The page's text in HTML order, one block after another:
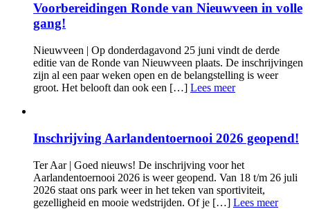
Voorbereidingen Ronde van Nieuwveen in volle
gang!
Nieuwveen | Op donderdagavond 25 juni vindt de derde
editie van de Ronde van Nieuwveen plaats. De inschrijvingen
zijn al een paar weken open en de belangstelling is weer
groot. Het belooft dan ook een […] Lees meer
Inschrijving Aarlandentoernooi 2026 geopend!
Ter Aar | Goed nieuws! De inschrijving voor het
Aarlandentoernooi 2026 is weer geopend. Van 18 t/m 26 juli
2026 staat ons park weer in het teken van sportiviteit,
gezelligheid en mooie wedstrijden. Of je […] Lees meer